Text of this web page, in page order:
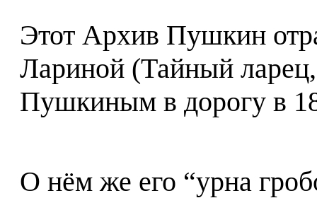
Этот Архив Пушкин
Лариной (Тайный
Пушкиным в дорогу в
О нём же его “урна